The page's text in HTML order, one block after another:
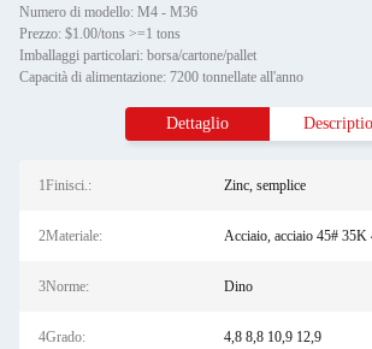
Numero di modello: M4 - M36
Prezzo: $1.00/tons >=1 tons
Imballaggi particolari: borsa/cartone/pallet
Capacità di alimentazione: 7200 tonnellate all'anno
Dettaglio
1Finisci.: Zinc, semplice
2Materiale: Acciaio, acciaio 45# 35K
3Norme: Dino
4Grado: 4,8 8,8 10,9 12,9